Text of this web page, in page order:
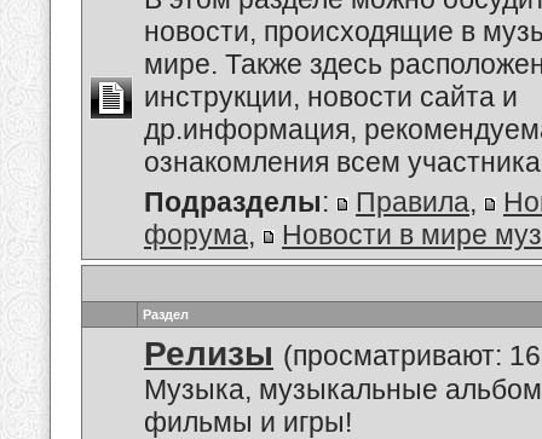
новости, происходящие в
мире. Также здесь
инструкции, новости сайта и
др.информация,
ознакомления всем
Подразделы: Правила,
форума, Новости в мире
Раздел
Релизы (просматривают:
Музыка, музыкальные
фильмы и игры!